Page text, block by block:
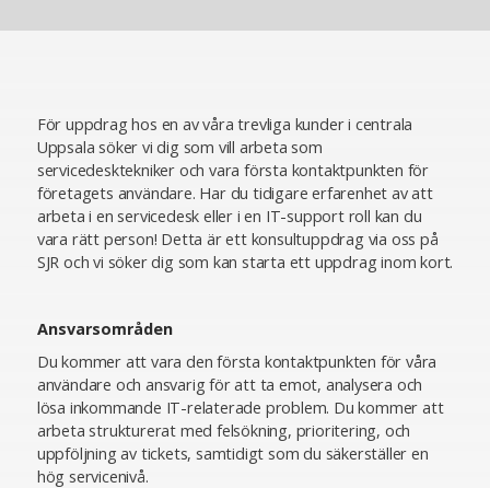
För uppdrag hos en av våra trevliga kunder i centrala
Uppsala söker vi dig som vill arbeta som
servicedesktekniker och vara första kontaktpunkten för
företagets användare. Har du tidigare erfarenhet av att
arbeta i en servicedesk eller i en IT-support roll kan du
vara rätt person! Detta är ett konsultuppdrag via oss på
SJR och vi söker dig som kan starta ett uppdrag inom kort.
Ansvarsområden
Du kommer att vara den första kontaktpunkten för våra
användare och ansvarig för att ta emot, analysera och
lösa inkommande IT-relaterade problem. Du kommer att
arbeta strukturerat med felsökning, prioritering, och
uppföljning av tickets, samtidigt som du säkerställer en
hög servicenivå.